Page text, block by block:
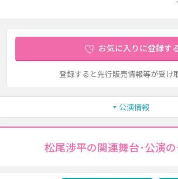
お気に入りに登録す
登録すると先行販売情報等が受け
公演情報
松尾渉平の関連舞台･公演